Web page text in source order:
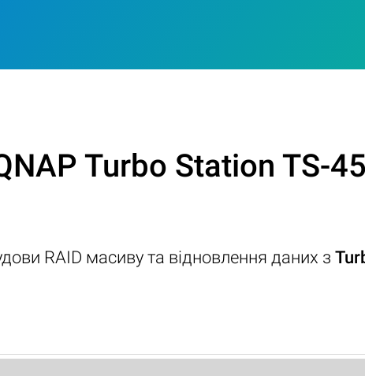
Turbo Station TS-
RAID масиву та відновлення даних з